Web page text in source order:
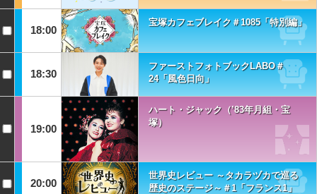
18:00
宝塚カフェブレイク＃1085「特別編」
18:30
ファーストフォトブックLABO＃
24「風色日向」
19:00
ハート・ジャック（’83年月組・宝
塚）
20:00
世界史レビュー ～タカラヅカで巡る
歴史のステージ～＃1「フランス1」